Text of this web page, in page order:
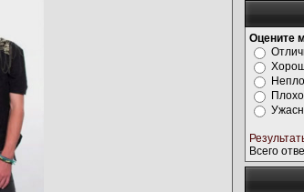
Оцените
Плохо
Всего